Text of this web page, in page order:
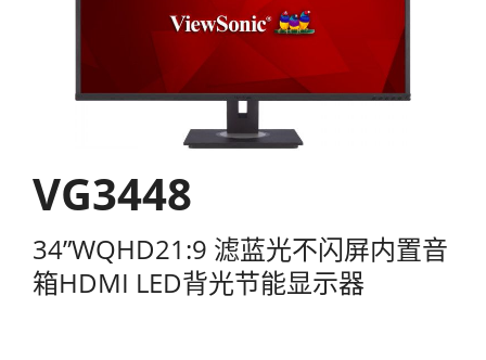
VG3448
34”WQHD21:9 滤蓝光不闪屏内置音
箱HDMI LED背光节能显示器